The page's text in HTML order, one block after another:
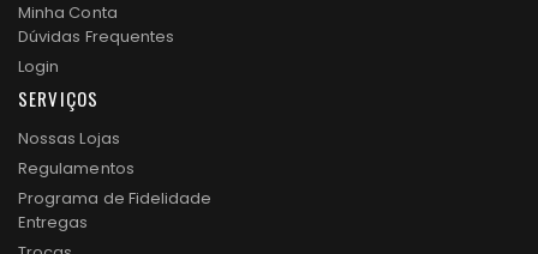
Minha Conta
Dúvidas Frequentes
Login
SERVIÇOS
Nossas Lojas
Regulamentos
Programa de Fidelidade
Entregas